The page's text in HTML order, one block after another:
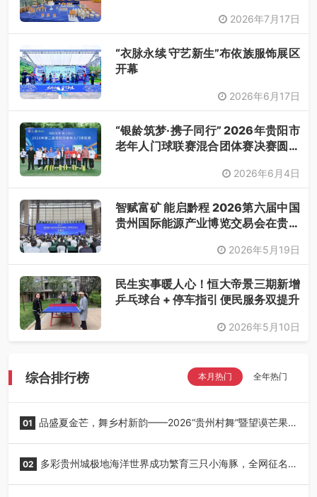
2026年7月17日
“衣脉永续 守艺新生”布依族服饰展区
开幕
2026年6月17日
“银龄筑梦·携子同行” 2026年贵阳市
老年人门球联赛混合团体赛决赛圆满
2026年6月4日
智赋富矿 能启黔程 2026第六届中国
贵州国际能源产业博览交易会在贵阳
2026年5月19日
民生实事暖人心！恒大帝景三期新增
乒乓球台 + 停车指引 便民服务双提升
2026年5月10日
综合排行榜 本月热门 全年热门
01 品盛夏金芒，舞乡村新韵——2026“贵州村舞”暨望谟芒果
02 多彩贵州城极地海洋世界成功繁育三只小海豚，全网征名